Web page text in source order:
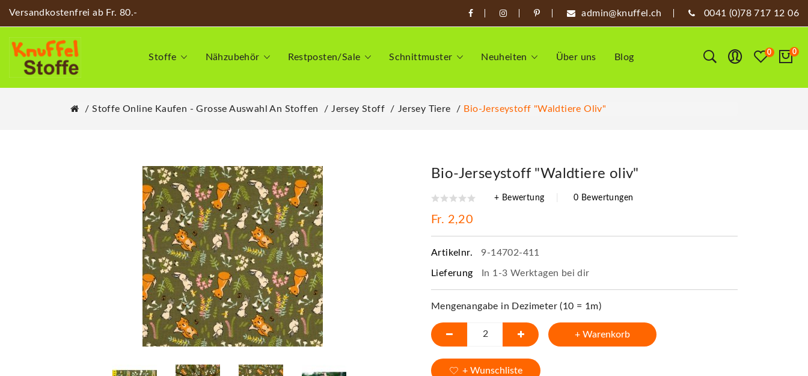
Versandkostenfrei ab Fr. 80.- admin@knuffel.ch 0041 (0)78 717 12 06
Stoffe Nähzubehör Restposten/Sale Schnittmuster Neuheiten Über uns Blog 0 0
Stoffe Online Kaufen - Grosse Auswahl An Stoffen Jersey Stoff Jersey Tiere Bio-Jerseystoff "Waldtiere Oliv"
Bio-Jerseystoff "Waldtiere oliv"
+ Bewertung 0 Bewertungen
Fr. 2,20
Artikelnr. 9-14702-411
Lieferung In 1-3 Werktagen bei dir
Mengenangabe in Dezimeter (10 = 1m)
+ Warenkorb
+ Wunschliste